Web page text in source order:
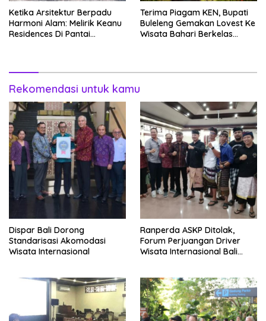
Ketika Arsitektur Berpadu
Harmoni Alam: Melirik Keanu
Residences Di Pantai
Terima Piagam KEN, Bupati
Buleleng Gemakan Lovest Ke
Wisata Bahari Berkelas
Rekomendasi untuk kamu
Dispar Bali Dorong
Standarisasi Akomodasi
Wisata Internasional
Ranperda ASKP Ditolak,
Forum Perjuangan Driver
Wisata Internasional Bali